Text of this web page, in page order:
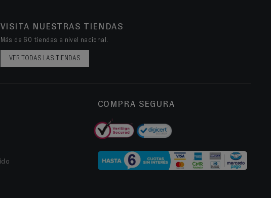
VISITA NUESTRAS TIENDAS
Más de 60 tiendas a nivel nacional.
VER TODAS LAS TIENDAS
COMPRA SEGURA